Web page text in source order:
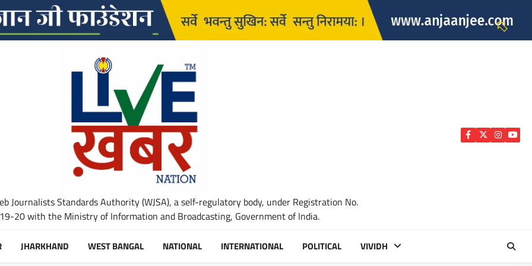
Journalists Standards Authority (WJSA), a self-regulatory body, under Registration No.
20 with the Ministry of Information and Broadcasting, Government of India.
Facebook
Twitter
JHARKHAND WEST BANGAL NATIONAL INTERNATIONAL POLITICAL VIVIDH